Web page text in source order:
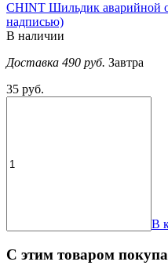
CHINT Шильдик аварийной
надписью)
В наличии
Доставка 490 руб. Завтра
35 руб.
В
С этим товаром